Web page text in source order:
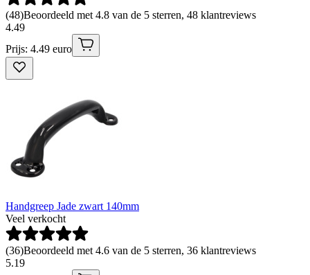
(48)Beoordeeld met 4.8 van de 5 sterren, 48 klantreviews
4.49
Prijs: 4.49 euro
Handgreep Jade zwart 140mm
Veel verkocht
(36)Beoordeeld met 4.6 van de 5 sterren, 36 klantreviews
5.19